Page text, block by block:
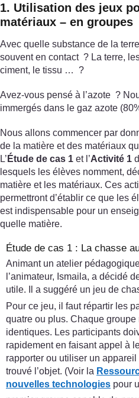
1. Utilisation des jeux
matériaux – en groupes
Avec quelle substance de la
souvent en contact ? La terre,
ciment, le tissu … ?
Avez-vous pensé à l’azote ?
immergés dans le gaz azote
Nous allons commencer par
de la matière et des matériaux
L’ Étude de cas 1 et l’Activité 1
lesquels les élèves nomment,
matière et les matériaux. Ces
permettront d’établir ce que les
est indispensable pour un
quelle matière.
Étude de cas 1 : La chasse
Animant un atelier
l’animateur, Ismaila, a décidé
utile. Il a suggéré un jeu de
Pour ce jeu, il faut répartir les
quatre ou plus. Chaque groupe
identiques. Les participants
rapidement en faisant appel à
rapporter ou utiliser un
trouvé l’objet. (Voir la
nouvelles technologies pour